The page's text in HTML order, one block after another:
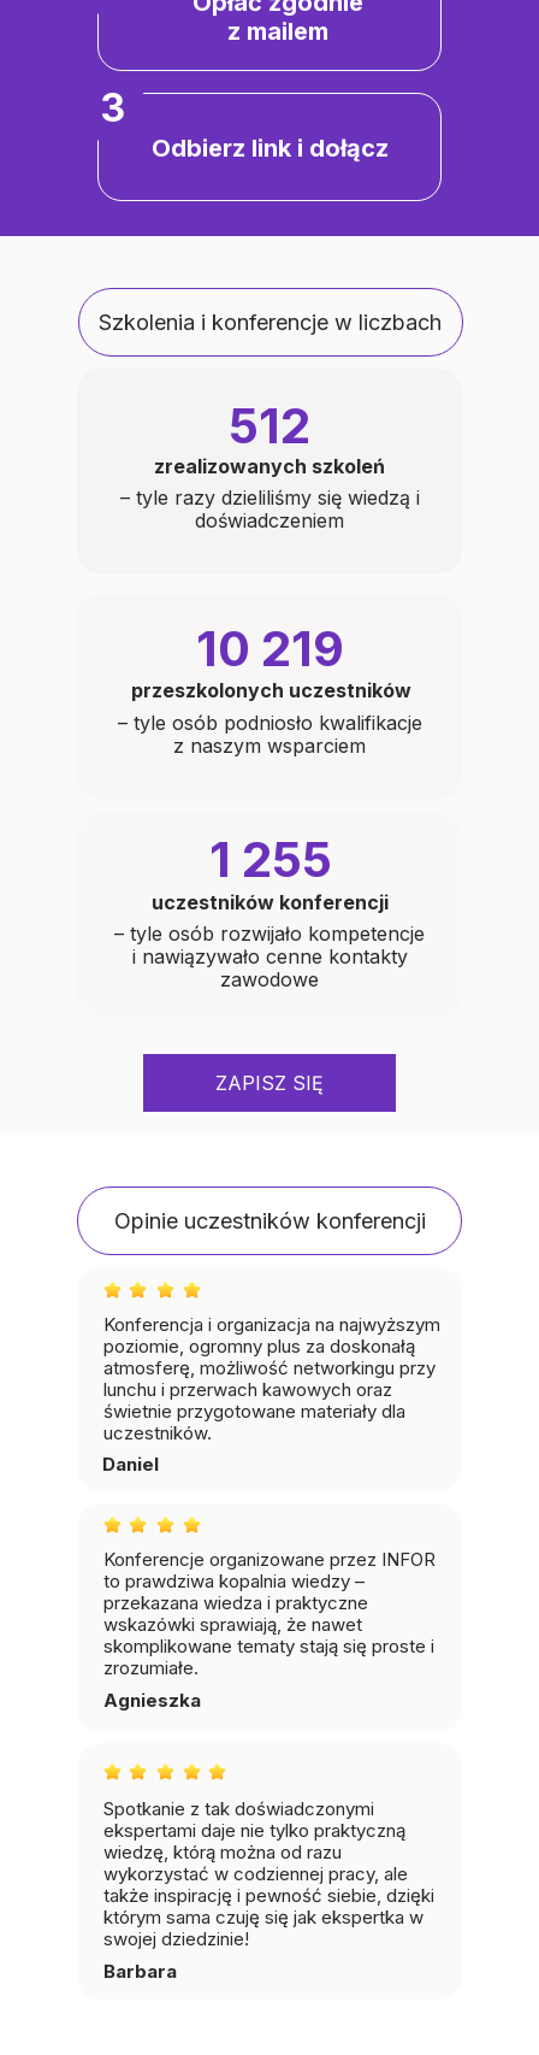
z mailem
Odbierz link i dołącz
3
Szkolenia i konferencje w liczbach
– tyle razy dzieliliśmy się wiedzą i
doświadczeniem
zrealizowanych szkoleń
512
– tyle osób podniosło kwalifikacje
z naszym wsparciem
przeszkolonych uczestników
10 219
– tyle osób rozwijało kompetencje
i nawiązywało cenne kontakty
zawodowe
uczestników konferencji
1 255
ZAPISZ SIĘ
Opinie uczestników konferencji
Konferencja i organizacja na najwyższym
poziomie, ogromny plus za doskonałą
atmosferę, możliwość networkingu przy
lunchu i przerwach kawowych oraz
świetnie przygotowane materiały dla
uczestników.
Daniel
Agnieszka
Konferencje organizowane przez INFOR
to prawdziwa kopalnia wiedzy –
przekazana wiedza i praktyczne
wskazówki sprawiają, że nawet
skomplikowane tematy stają się proste i
zrozumiałe.
Barbara
Spotkanie z tak doświadczonymi
ekspertami daje nie tylko praktyczną
wiedzę, którą można od razu
wykorzystać w codziennej pracy, ale
także inspirację i pewność siebie, dzięki
którym sama czuję się jak ekspertka w
swojej dziedzinie!